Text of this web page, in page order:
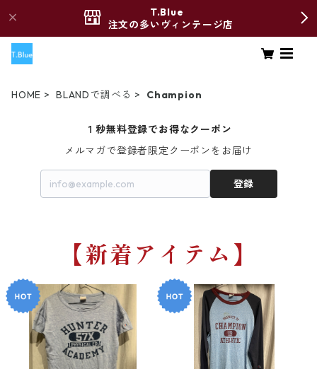
T.Blue
注文の多いヴィンテージ店
HOME BLANDで調べる Champion
１秒無料登録でお得なクーポン
メルマガで登録者限定クーポンをお届け
登録
【新着アイテム】